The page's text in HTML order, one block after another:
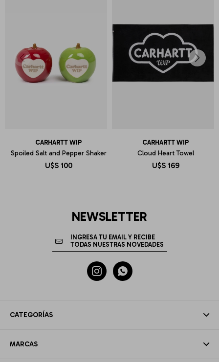
CARHARTT WIP
Spoiled Salt and Pepper Shaker
U$S 100
CARHARTT WIP
Cloud Heart Towel
U$S 169
CATEGORÍAS
MARCAS
NEWSLETTER
 